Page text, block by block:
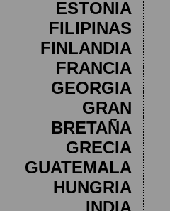
ESTONIA
FILIPINAS
FINLANDIA
FRANCIA
GEORGIA
GRAN
BRETAÑA
GRECIA
GUATEMALA
HUNGRIA
INDIA